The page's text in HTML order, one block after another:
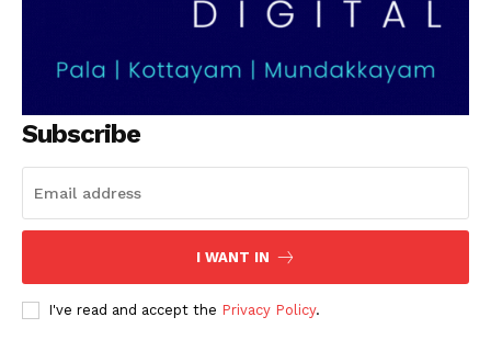
Subscribe
I WANT IN
I've read and accept the Privacy Policy.